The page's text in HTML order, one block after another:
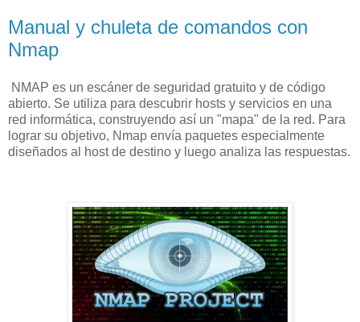
Manual y chuleta de comandos con
Nmap
NMAP es un escáner de seguridad gratuito y de código
abierto. Se utiliza para descubrir hosts y servicios en una
red informática, construyendo así un "mapa" de la red. Para
lograr su objetivo, Nmap envía paquetes especialmente
diseñados al host de destino y luego analiza las respuestas.